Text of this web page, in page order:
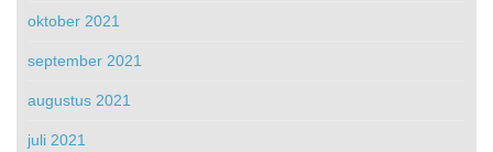
oktober 2021
september 2021
augustus 2021
juli 2021